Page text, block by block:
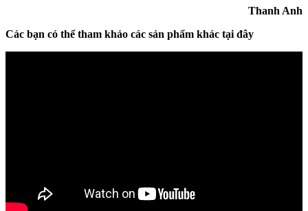
Thanh Anh
Các bạn có thể tham khảo các sản phẩm khác tại đây